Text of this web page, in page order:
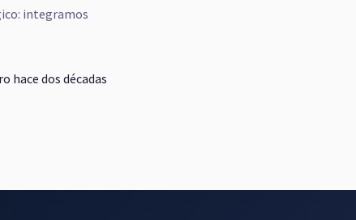
integramos
hace dos décadas